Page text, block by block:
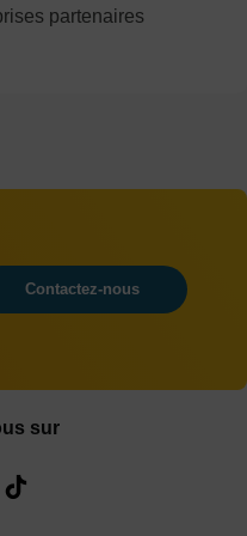
partenaires
Contactez-nous
sur